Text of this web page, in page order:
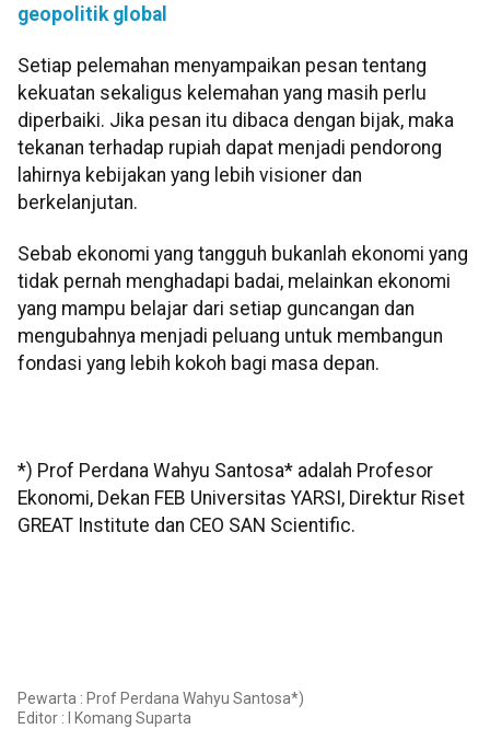
geopolitik global
Setiap pelemahan menyampaikan pesan tentang
kekuatan sekaligus kelemahan yang masih perlu
diperbaiki. Jika pesan itu dibaca dengan bijak, maka
tekanan terhadap rupiah dapat menjadi pendorong
lahirnya kebijakan yang lebih visioner dan
berkelanjutan.
Sebab ekonomi yang tangguh bukanlah ekonomi yang
tidak pernah menghadapi badai, melainkan ekonomi
yang mampu belajar dari setiap guncangan dan
mengubahnya menjadi peluang untuk membangun
fondasi yang lebih kokoh bagi masa depan.
*) Prof Perdana Wahyu Santosa* adalah Profesor
Ekonomi, Dekan FEB Universitas YARSI, Direktur Riset
GREAT Institute dan CEO SAN Scientific.
Pewarta : Prof Perdana Wahyu Santosa*)
Editor : I Komang Suparta